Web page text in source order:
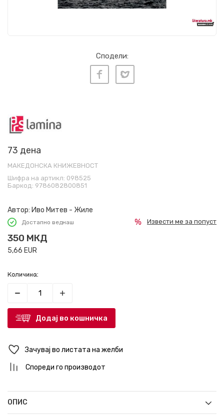
Сподели:
73 дена
МАКЕДОНСКА КНИЖЕВНОСТ
Шифра на артикл: 098525
Баркод: 9786082800851
Автор: Иво Митев - Жиле
Достапно веднаш
350 МКД
5,66 EUR
Извести ме за попуст
Количина:
Додај во кошничка
Зачувај во листата на желби
Спореди го производот
ОПИС